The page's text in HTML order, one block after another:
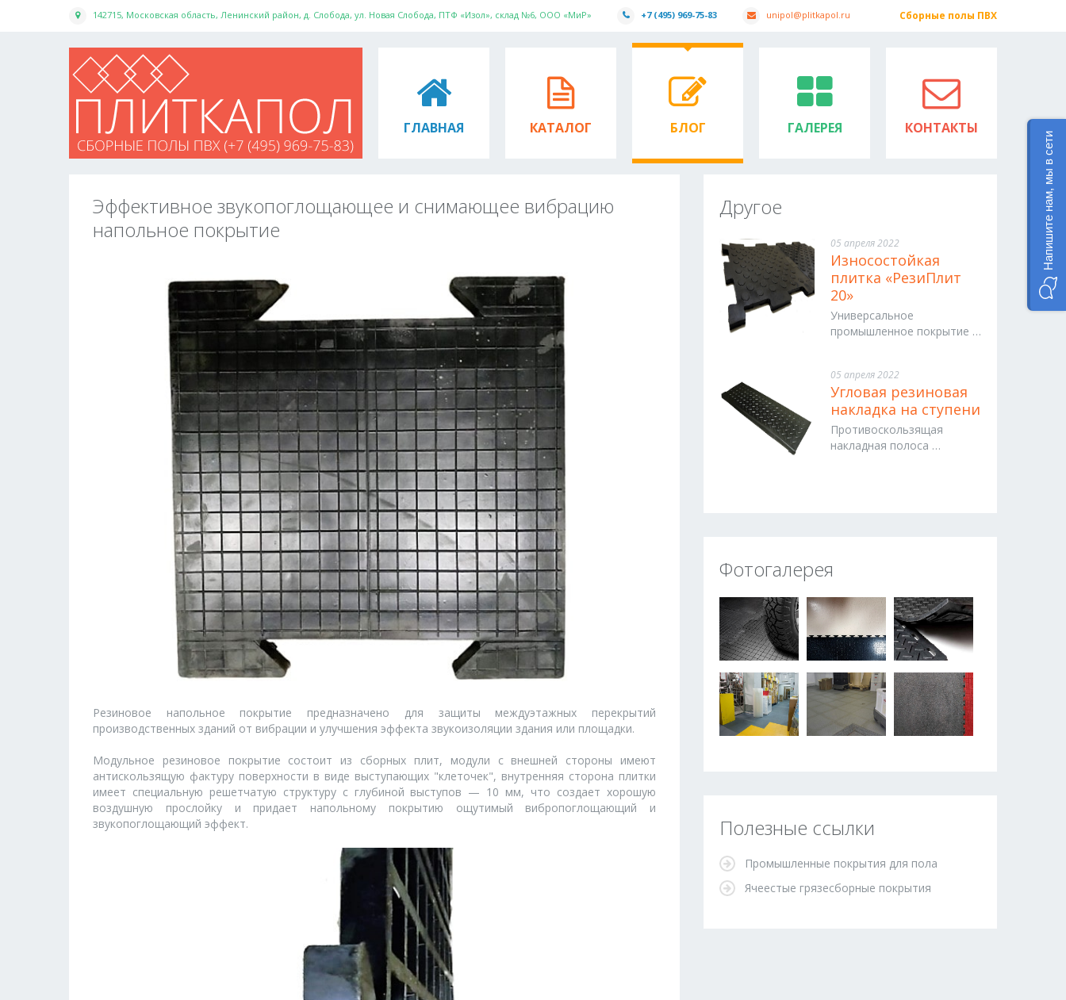
142715, Московская область, Ленинский район, д. Слобода, ул. Новая Слобода, ПТФ «Изол», склад №6, ООО «МиР» +7 (495) 969-75-83 unipol@plitkapol.ru Сборные полы ПВХ
ГЛАВНАЯ КАТАЛОГ БЛОГ ГАЛЕРЕЯ КОНТАКТЫ
Эффективное звукопоглощающее и снимающее вибрацию
напольное покрытие
Резиновое напольное покрытие предназначено для защиты междуэтажных перекрытий
производственных зданий от вибрации и улучшения эффекта звукоизоляции здания или площадки.
Модульное резиновое покрытие состоит из сборных плит, модули с внешней стороны имеют
антискользящую фактуру поверхности в виде выступающих "клеточек", внутренняя сторона плитки
имеет специальную решетчатую структуру с глубиной выступов — 10 мм, что создает хорошую
воздушную прослойку и придает напольному покрытию ощутимый вибропоглощающий и
звукопоглощающий эффект.
Другое
05 апреля 2022
Износостойкая
плитка «РезиПлит
20»
Универсальное
промышленное покрытие …
05 апреля 2022
Угловая резиновая
накладка на ступени
Противоскользящая
накладная полоса …
Фотогалерея
Полезные ссылки
Промышленные покрытия для пола
Ячеестые грязесборные покрытия
Напишите нам, мы в сети